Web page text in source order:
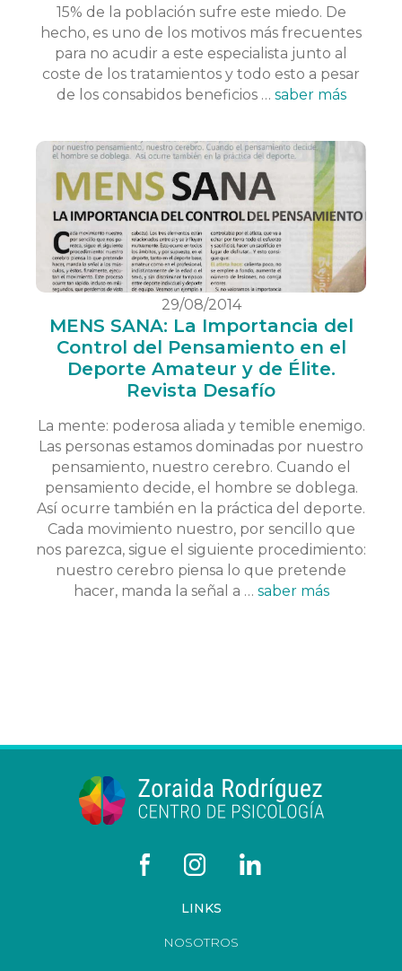
15% de la población sufre este miedo. De
hecho, es uno de los motivos más frecuentes
para no acudir a este especialista junto al
coste de los tratamientos y todo esto a pesar
de los consabidos beneficios … saber más
29/08/2014
MENS SANA: La Importancia del
Control del Pensamiento en el
Deporte Amateur y de Élite.
Revista Desafío
La mente: poderosa aliada y temible enemigo.
Las personas estamos dominadas por nuestro
pensamiento, nuestro cerebro. Cuando el
pensamiento decide, el hombre se doblega.
Así ocurre también en la práctica del deporte.
Cada movimiento nuestro, por sencillo que
nos parezca, sigue el siguiente procedimiento:
nuestro cerebro piensa lo que pretende
hacer, manda la señal a … saber más
LINKS
NOSOTROS